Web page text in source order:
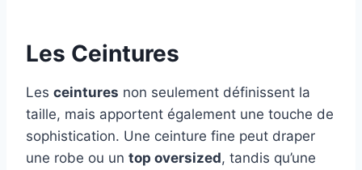
Les Ceintures
Les ceintures non seulement définissent la
taille, mais apportent également une touche de
sophistication. Une ceinture fine peut draper
une robe ou un top oversized, tandis qu’une